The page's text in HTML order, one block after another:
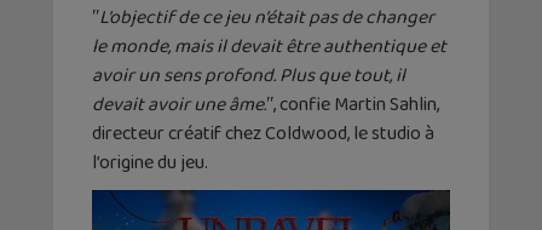
ʺL’objectif de ce jeu n’était pas de changer
le monde, mais il devait être authentique et
avoir un sens profond. Plus que tout, il
devait avoir une âme.ʺ, confie Martin Sahlin,
directeur créatif chez Coldwood, le studio à
l’origine du jeu.